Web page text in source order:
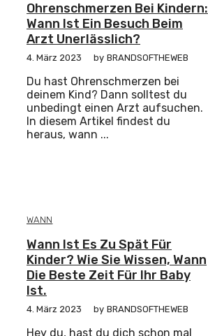
Ohrenschmerzen Bei Kindern:
Wann Ist Ein Besuch Beim
Arzt Unerlässlich?
4. März 2023 by BRANDSOFTHEWEB
Du hast Ohrenschmerzen bei
deinem Kind? Dann solltest du
unbedingt einen Arzt aufsuchen.
In diesem Artikel findest du
heraus, wann ...
WANN
Wann Ist Es Zu Spät Für
Kinder? Wie Sie Wissen, Wann
Die Beste Zeit Für Ihr Baby
Ist.
4. März 2023 by BRANDSOFTHEWEB
Hey du, hast du dich schon mal